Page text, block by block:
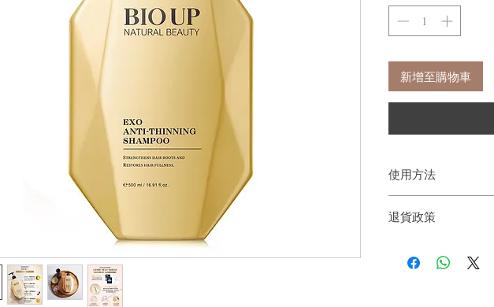
新增至購物車
使用方法
均勻地塗在濕髮頭皮上
退貨政策
戶。首先，您需要在